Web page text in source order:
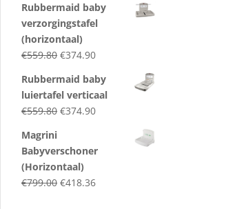
was:
€299.00.
is:
€199.00.
Rubbermaid baby
verzorgingstafel
(horizontaal)
€559.80 Original
was:
€559.80.
€374.90Current
is:
€374.90.
Rubbermaid baby
luiertafel verticaal
€559.80 Original
€559.80.
€374.90Current
€374.90.
Magrini
Babyverschoner
(Horizontaal)
€799.00 Original
€418.36Current